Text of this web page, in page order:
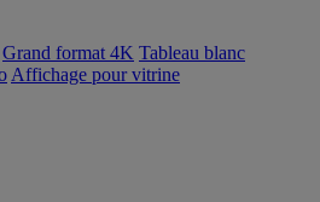
Grand format 4K Tableau blanc
Affichage pour vitrine